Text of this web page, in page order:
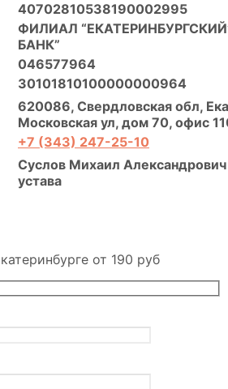
40702810538190002995
ФИЛИАЛ
БАНК”
046577964
30101810100000000964
620086, Свердловская обл,
Московская ул, дом 70, офис
+7 (343) 247-25-10
Суслов Михаил Александрович
устава
от 190 руб